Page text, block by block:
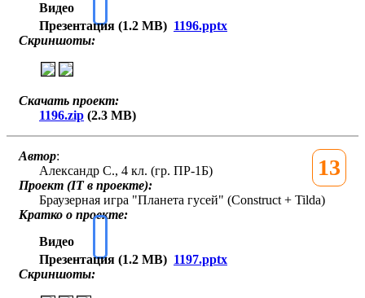
Видео
Презентация (1.2 MB) 1196.pptx
Скриншоты:
Скачать проект:
1196.zip (2.3 MB)
13
Автор:
Александр С., 4 кл. (гр. ПР-1Б)
Проект (IT в проекте):
Браузерная игра "Планета гусей" (Construct + Tilda)
Кратко о проекте:
Видео
Презентация (1.2 MB) 1197.pptx
Скриншоты: